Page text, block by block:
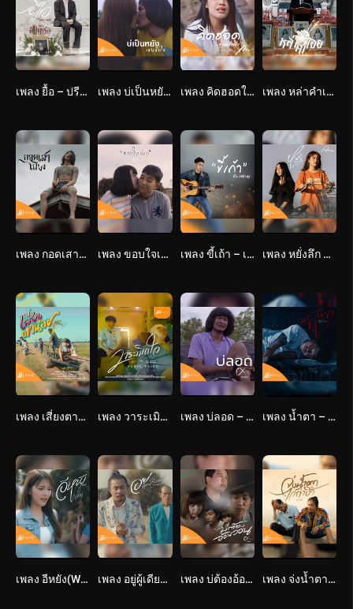
เพลง ยื้อ – ปรีชา ปัดภัย : เซิ้ง Music Ost. สัปเหร่อ Story จักรวาลไทบ้าน เพลง บ่เป็นหยัง เค้าเข้าใจ – กวาง จิรพรรณ OST.ไทบ้านเดอะซีรีส์2 เพลง คิดฮอดในฐานะอีหยัง – กวาง จิรพรรณ : เซิ้ง Music Story จักรวาลไทบ้าน-หมอปลาวาฬ เพลง หล่าคำเอย – ศาล สานศิลป์ : เซิ้ง Music Ost. สัปเหร่อ Story จักรวาลไทบ้าน
เพลง กอดเสาเถียง – ปรีชา ปัดภัย : เซิ้ง Music Story จักรวาลไทบ้าน เพลง ขอบใจเด้อ – ศาล สานศิลป์ : เซิ้ง Music OST.ไทบ้านเดอะซีรีส์ เพลง ขี้เถ้า – เบ็น ศรัณยู :เซิ้ง Music Story ไทบ้านเดอะซีรีส์ เพลง หยั่งลึก – อัน พิไลพร : เซิ้ง Music Story จักรวาลไทบ้าน
เพลง เสี่ยงตาน้อย – อี๊ด โปงลางสะออน : เซิ้ง Music Story จักรวาลไทบ้าน เพลง วาระเมิดใจ – บอย พนมไพร : เซิ้ง Music Story จักรวาลไทบ้าน เพลง บ่ลอด – ศาล สานศิลป์ OST.ไทบ้านเดอะซีรีส์ เพลง น้ำตา – ปรีชา ปัดภัย x กระต่าย พรรณนิภา : เซิ้ง Music Story จักรวาลไทบ้าน
เพลง อีหยัง(Why) – ฐา ขนิษ : เซิ้ง Music Story จักรวาลไทบ้าน เพลง อยู่ผู้เดียวให้ชิน – ดิด คิตตี้ : เซิ้ง Music Story จักรวาลไทบ้าน เพลง บ่ต้องอ้อนวอน – ศาล สานศิลป์ : เซิ้ง Music เพลง จ่งน้ำตาไว้ถ่าฮั่ว – ดิด คิตตี้ : เซิ้ง Music